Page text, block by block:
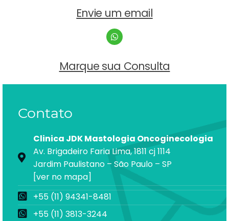
Envie um email
Marque sua Consulta
Contato
Clinica JDK Mastologia Oncoginecologia
Av. Brigadeiro Faria Lima, 1811 cj 1114
Jardim Paulistano – São Paulo – SP
[ver no mapa]
+55 (11) 94341-8481
+55 (11) 3813-3244